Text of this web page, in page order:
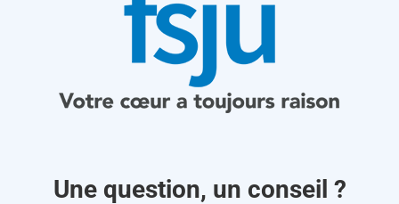
Une question, un conseil ?